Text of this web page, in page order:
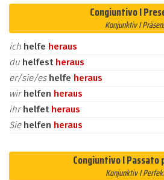
Congiuntivo I
Konjunktiv I
ich helfe heraus
du helfest heraus
er/sie/es helfe heraus
wirhelfen heraus
ihrhelfet heraus
Sie helfen heraus
Congiuntivo I Passato
Konjunktiv I